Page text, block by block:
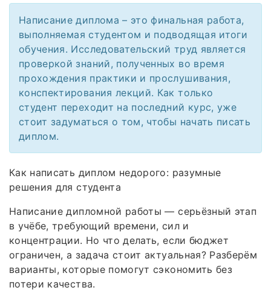
Написание диплома – это финальная работа,
выполняемая студентом и подводящая итоги
обучения. Исследовательский труд является
проверкой знаний, полученных во время
прохождения практики и прослушивания,
конспектирования лекций. Как только
студент переходит на последний курс, уже
стоит задуматься о том, чтобы начать писать
диплом.
Как написать диплом недорого: разумные
решения для студента
Написание дипломной работы — серьёзный этап
в учёбе, требующий времени, сил и
концентрации. Но что делать, если бюджет
ограничен, а задача стоит актуальная? Разберём
варианты, которые помогут сэкономить без
потери качества.